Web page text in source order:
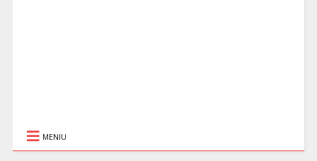
MENIU